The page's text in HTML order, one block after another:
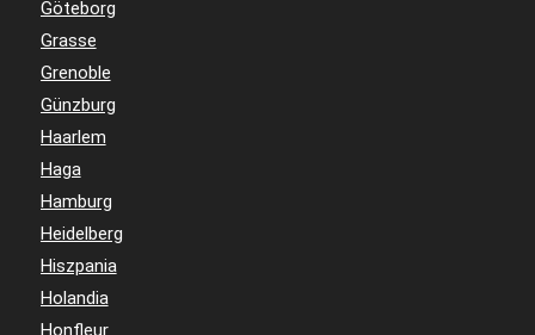
Göteborg
Grasse
Grenoble
Günzburg
Haarlem
Haga
Hamburg
Heidelberg
Hiszpania
Holandia